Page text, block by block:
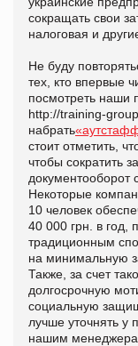
сокращать свои
налоговая и
Не буду
тех, кто впервые
посмотреть наши
http://training-
набрать
стоит отметить,
чтобы сократить
документооборот
Некоторые
10 человек
40 000 грн. в год,
традиционным
на минимальную
Также, за счет
долгосрочную
социальную
лучше уточнять у
нашим